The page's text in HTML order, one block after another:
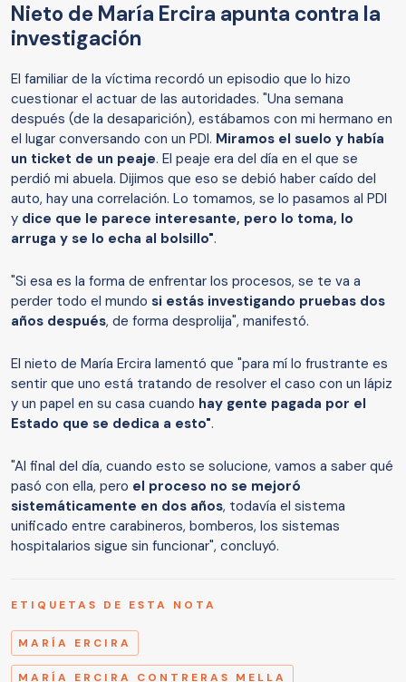
Nieto de María Ercira apunta contra la
investigación
El familiar de la víctima recordó un episodio que lo hizo
cuestionar el actuar de las autoridades. "Una semana
después (de la desaparición), estábamos con mi hermano en
el lugar conversando con un PDI. Miramos el suelo y había
un ticket de un peaje. El peaje era del día en el que se
perdió mi abuela. Dijimos que eso se debió haber caído del
auto, hay una correlación. Lo tomamos, se lo pasamos al PDI
y dice que le parece interesante, pero lo toma, lo
arruga y se lo echa al bolsillo".
"Si esa es la forma de enfrentar los procesos, se te va a
perder todo el mundo si estás investigando pruebas dos
años después, de forma desprolija", manifestó.
El nieto de María Ercira lamentó que "para mí lo frustrante es
sentir que uno está tratando de resolver el caso con un lápiz
y un papel en su casa cuando hay gente pagada por el
Estado que se dedica a esto".
"Al final del día, cuando esto se solucione, vamos a saber qué
pasó con ella, pero el proceso no se mejoró
sistemáticamente en dos años, todavía el sistema
unificado entre carabineros, bomberos, los sistemas
hospitalarios sigue sin funcionar", concluyó.
ETIQUETAS DE ESTA NOTA
MARÍA ERCIRA
MARÍA ERCIRA CONTRERAS MELLA